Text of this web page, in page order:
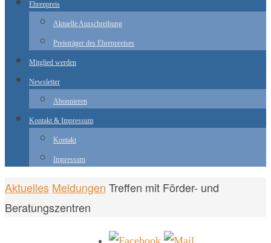
Ehrenpreis
Aktuelle Ausschreibung
Preisträger des Ehrenpreises
Mitglied werden
Newsletter
Abonnieren
Kontakt & Impressum
Kontakt
Impressum
Start
Aktuelles Meldungen Treffen mit Förder- und
Beratungszentren